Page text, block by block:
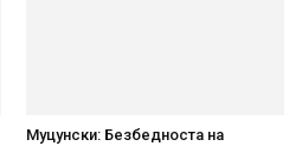
Муцунски: Безбедноста на